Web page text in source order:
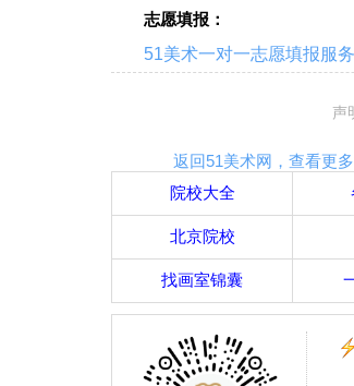
志愿填报：
51美术一对一志愿填报服
声
返回51美术网，查看更
院校大全
北京院校
找画室锦囊